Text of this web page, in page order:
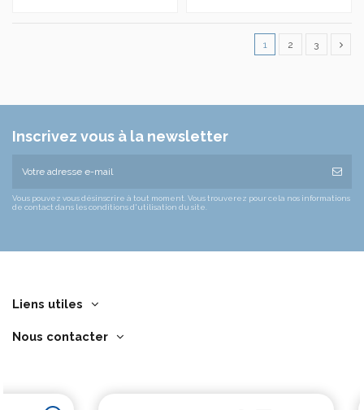
1 2 3
Inscrivez vous à la newsletter
Vous pouvez vous désinscrire à tout moment. Vous trouverez pour cela nos informations
de contact dans les conditions d'utilisation du site.
Liens utiles
Nous contacter